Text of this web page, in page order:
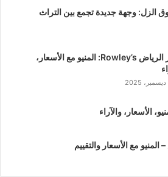
الزل: وجهة جديدة تجمع بين التراث
روليز الرياض Rowley’s: المنيو مع الأسعار،
الأسعار، والآراء
مع الأسعار والتقييم